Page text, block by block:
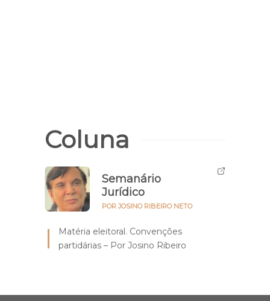
Coluna
Semanário
Jurídico
POR JOSINO RIBEIRO NETO
Matéria eleitoral. Convenções
partidárias – Por Josino Ribeiro